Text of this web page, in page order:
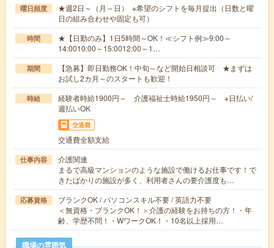
曜日頻度
★週2日～（月～日） ※希望のシフトを毎月提出（日数と曜
日の組み合わせや固定も可）
時間
★【日勤のみ】1日5時間～OK！≪シフト例≫9:00～
14:0010:00～15:0012:00～1…
期間
【急募】即日勤務OK！中旬～など開始日相談可 ★まずは
お試し2カ月～のスタートも歓迎！
時給
経験者時給1900円～ 介護福祉士時給1950円～ ※日払い/
週払いOK
交通費
交通費全額支給
仕事内容
介護関連
まるで高級マンションのような施設で働けるお仕事です！で
きたばかりの施設が多く、利用者さんの要介護度も…
応募資格
ブランクOK / パソコンスキル不要 / 英語力不要
＜無資格・ブランクOK！＞介護の経験をお持ちの方！・年
齢、学歴不問！・WワークOK！・10名以上採用…
職場の雰囲気